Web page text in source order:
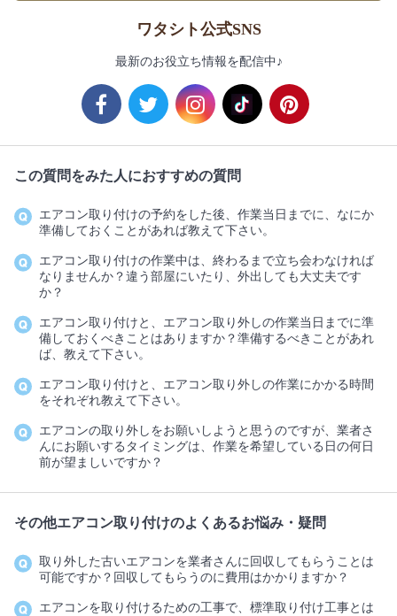
ワタシト公式SNS
最新のお役立ち情報を配信中♪
この質問をみた人におすすめの質問
エアコン取り付けの予約をした後、作業当日までに、なにか
準備しておくことがあれば教えて下さい。
エアコン取り付けの作業中は、終わるまで立ち会わなければ
なりませんか？違う部屋にいたり、外出しても大丈夫です
か？
エアコン取り付けと、エアコン取り外しの作業当日までに準
備しておくべきことはありますか？準備するべきことがあれ
ば、教えて下さい。
エアコン取り付けと、エアコン取り外しの作業にかかる時間
をそれぞれ教えて下さい。
エアコンの取り外しをお願いしようと思うのですが、業者さ
んにお願いするタイミングは、作業を希望している日の何日
前が望ましいですか？
その他エアコン取り付けのよくあるお悩み・疑問
取り外した古いエアコンを業者さんに回収してもらうことは
可能ですか？回収してもらうのに費用はかかりますか？
エアコンを取り付けるための工事で、標準取り付け工事とは